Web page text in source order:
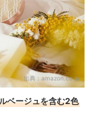
出典：amazon.co.jp
ベージュを含む2色